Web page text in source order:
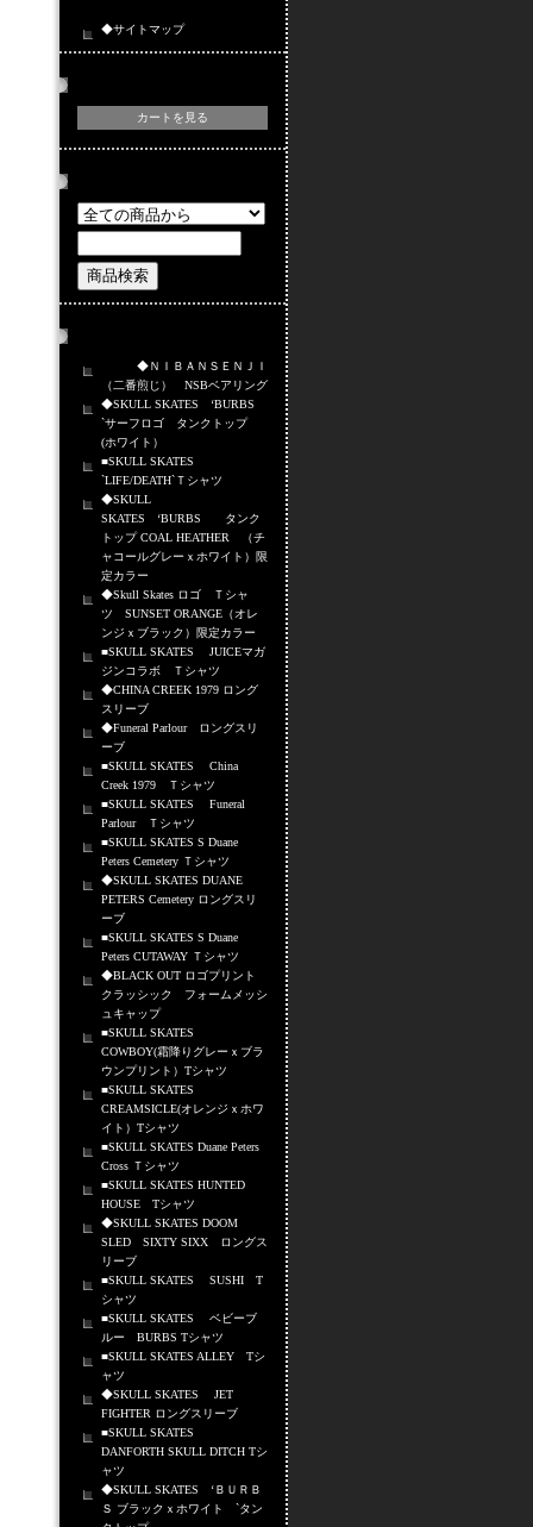
◆サイトマップ
カートを見る
◆ＮＩＢＡＮＳＥＮＪＩ
（二番煎じ） NSBベアリング
◆SKULL SKATES ‘BURBS
`サーフロゴ タンクトップ
(ホワイト）
■SKULL SKATES
`LIFE/DEATH`Ｔシャツ
◆SKULL
SKATES ‘BURBS タンク
トップ COAL HEATHER （チ
ャコールグレーｘホワイト）限
定カラー
◆Skull Skates ロゴ Ｔシャ
ツ SUNSET ORANGE（オレ
ンジｘブラック）限定カラー
■SKULL SKATES JUICEマガ
ジンコラボ Ｔシャツ
◆CHINA CREEK 1979 ロング
スリーブ
◆Funeral Parlour ロングスリ
ーブ
■SKULL SKATES China
Creek 1979 Ｔシャツ
■SKULL SKATES Funeral
Parlour Ｔシャツ
■SKULL SKATES S Duane
Peters Cemetery Ｔシャツ
◆SKULL SKATES DUANE
PETERS Cemetery ロングスリ
ーブ
■SKULL SKATES S Duane
Peters CUTAWAY Ｔシャツ
◆BLACK OUT ロゴプリント
クラッシック フォームメッシ
ュキャップ
■SKULL SKATES
COWBOY(霜降りグレーｘブラ
ウンプリント）Tシャツ
■SKULL SKATES
CREAMSICLE(オレンジｘホワ
イト）Tシャツ
■SKULL SKATES Duane Peters
Cross Ｔシャツ
■SKULL SKATES HUNTED
HOUSE Tシャツ
◆SKULL SKATES DOOM
SLED SIXTY SIXX ロングス
リーブ
■SKULL SKATES SUSHI T
シャツ
■SKULL SKATES ベビーブ
ルー BURBS Tシャツ
■SKULL SKATES ALLEY Tシ
ャツ
◆SKULL SKATES JET
FIGHTER ロングスリーブ
■SKULL SKATES
DANFORTH SKULL DITCH Tシ
ャツ
◆SKULL SKATES ‘ＢＵＲＢ
Ｓ ブラックｘホワイト `タン